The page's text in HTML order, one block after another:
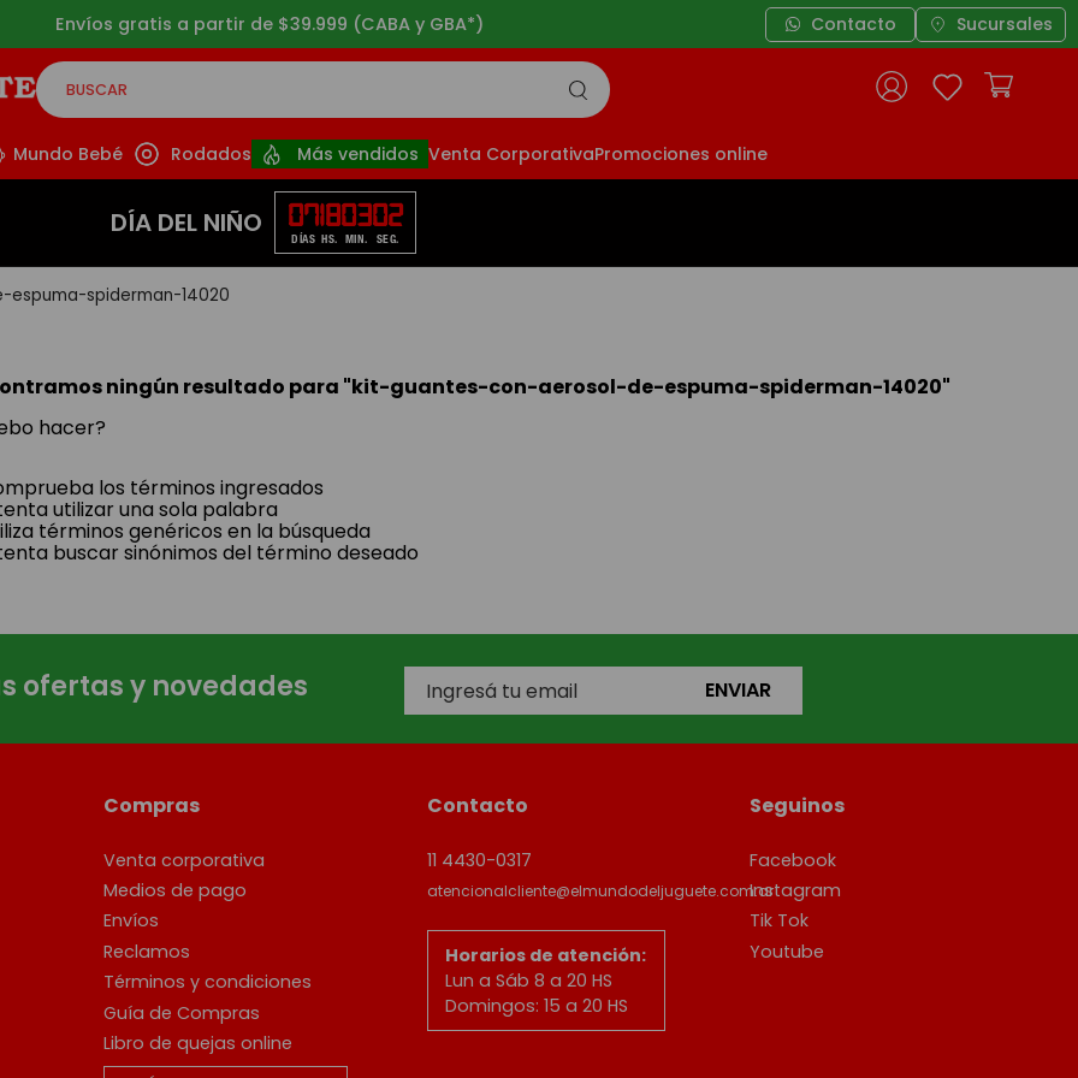
Envíos gratis a partir de $39.999 (CABA y GBA*) Contacto Sucursales
BUSCAR
Mundo Bebé Rodados Más vendidos Venta CorporativaPromociones online
DÍA DEL NIÑO 07
DÍAS
18
HS.
03
MIN.
02
SEG.
spiderman-14020
ningún resultado para "kit-guantes-con-aerosol-de-espuma-spiderman-14020"
hacer?
los términos ingresados
utilizar una sola palabra
términos genéricos en la búsqueda
buscar sinónimos del término deseado
ofertas y novedades ENVIAR
Compras
Venta corporativa
Medios de pago
Envíos
Reclamos
Términos y condiciones
Guía de Compras
Libro de quejas online
Contacto
11 4430-0317
atencionalcliente@elmundodeljuguete.com.ar
Horarios de atención:
Lun a Sáb 8 a 20 HS
Domingos: 15 a 20 HS
Seguinos
Facebook
Instagram
Tik Tok
Youtube